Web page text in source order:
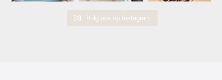
Volg ons op Instagram